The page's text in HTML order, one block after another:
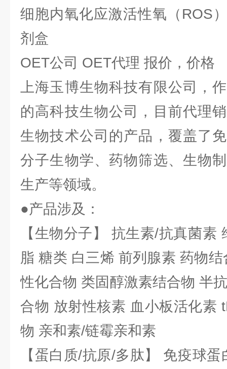
细胞内氧化应激活性氧（ROS
剂盒
OET公司 OET代理 报价，价格
上海玉博生物科技有限公司，
的高科技生物公司，目前代理
生物技术公司的产品，覆盖了
分子生物学、药物筛选、生物
生产等领域。
●产品涉及：
【生物分子】 抗生素/抗真菌素
脂 糖类 白三烯 前列腺素 药物
性化合物 类固醇激素结合物 半
合物 放射性核素 血小板活化素
物 亲和素/链霉亲和素
【蛋白质/抗原/多肽】 免疫球